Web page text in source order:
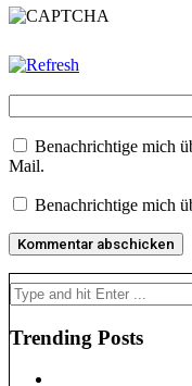
Benachrichtige mich
Mail.
Benachrichtige mich
Search
for:
Trending Posts